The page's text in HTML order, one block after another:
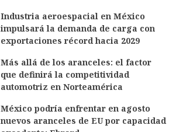
Industria aeroespacial en México
impulsará la demanda de carga con
exportaciones récord hacia 2029
Más allá de los aranceles: el factor
que definirá la competitividad
automotriz en Norteamérica
México podría enfrentar en agosto
nuevos aranceles de EU por capacidad